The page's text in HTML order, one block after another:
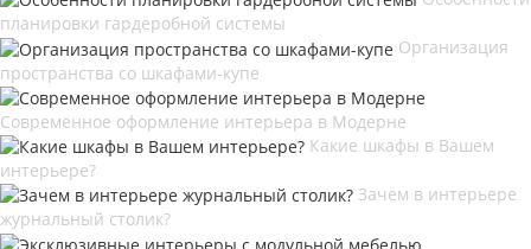
планировки гардеробной системы
Организация
пространства со шкафами-купе
Современное оформление интерьера в Модерне
Какие шкафы в Вашем
интерьере?
Зачем в интерьере
журнальный столик?